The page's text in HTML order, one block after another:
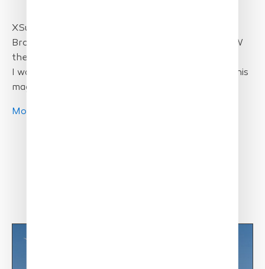
XSun’s SolarXOne on Australia’s Channel 7 News.
Broadcasted today at the 6pm news, regional NSW
then nationally.
I was interviewed to give a quick summary about this
magnificent flying machine.
More info